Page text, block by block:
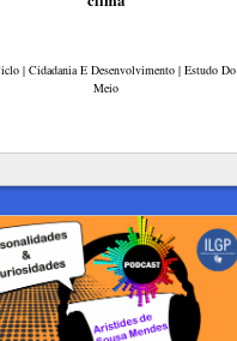
| Cidadania E Desenvolvimento | Estudo Do
Meio